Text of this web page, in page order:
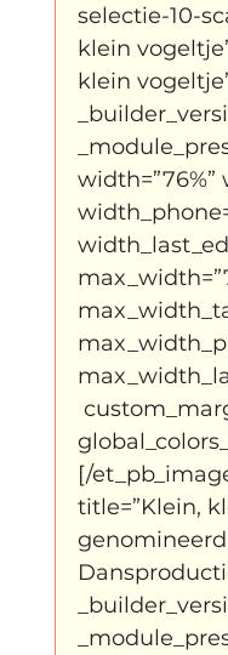
selectie-10-
klein
klein
width=”76%”
[/
title=”Klein,